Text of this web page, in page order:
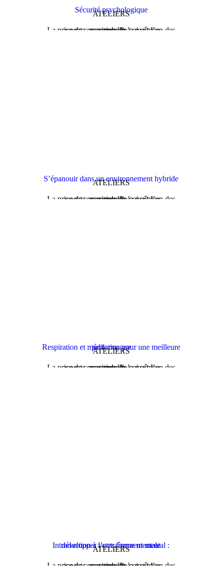
Sécurité psychologique
ATELIERS
La prise de conscience de soi est l’un des aspects essentiels de la maîtrise personnelle…
S’épanouir dans un environnement hybride
ATELIERS
La prise de conscience de soi est l’un des aspects essentiels de la maîtrise personnelle…
Respiration et méditation pour une meilleure performance
ATELIERS
La prise de conscience de soi est l’un des aspects essentiels de la maîtrise personnelle…
Introduction à l’entraînement mental : développer votre forme mentale
ATELIERS
La prise de conscience de soi est l’un des aspects essentiels de la maîtrise personnelle…